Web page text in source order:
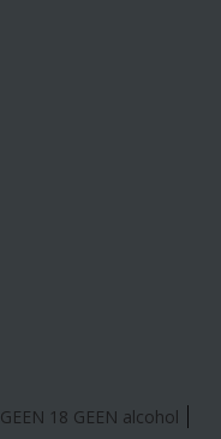
GEEN 18 GEEN alcohol